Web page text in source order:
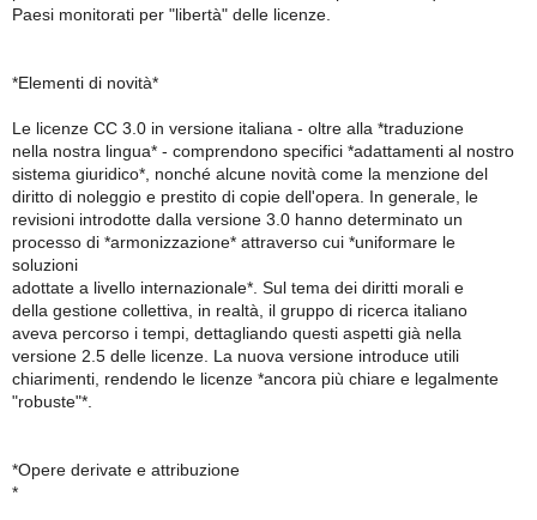
Paesi monitorati per "libertà" delle licenze.
*Elementi di novità*
Le licenze CC 3.0 in versione italiana - oltre alla *traduzione
nella nostra lingua* - comprendono specifici *adattamenti al nostro
sistema giuridico*, nonché alcune novità come la menzione del
diritto di noleggio e prestito di copie dell'opera. In generale, le
revisioni introdotte dalla versione 3.0 hanno determinato un
processo di *armonizzazione* attraverso cui *uniformare le
soluzioni
adottate a livello internazionale*. Sul tema dei diritti morali e
della gestione collettiva, in realtà, il gruppo di ricerca italiano
aveva percorso i tempi, dettagliando questi aspetti già nella
versione 2.5 delle licenze. La nuova versione introduce utili
chiarimenti, rendendo le licenze *ancora più chiare e legalmente
"robuste"*.
*Opere derivate e attribuzione
*